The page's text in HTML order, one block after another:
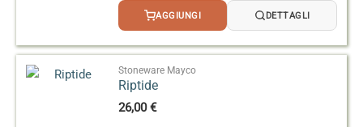
AGGIUNGI DETTAGLI
Stoneware Mayco
Riptide
26,00€